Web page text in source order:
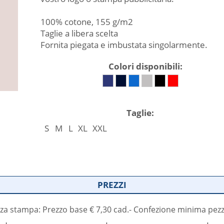
100% cotone, 155 g/m2
Taglie a libera scelta
Fornita piegata e imbustata singolarmente.
Colori disponibili:
Taglie:
S M L XL XXL
PREZZI
stampa: Prezzo base € 7,30 cad.- Confezione minima